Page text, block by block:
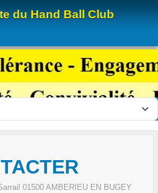
du Hand Ball Club
01500 AMBERIEU EN BUGEY